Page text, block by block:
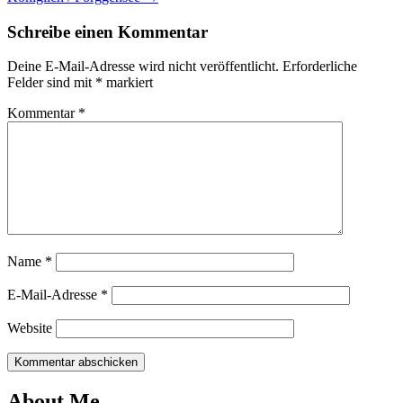
Schreibe einen Kommentar
Deine E-Mail-Adresse wird nicht veröffentlicht. Erforderliche
Felder sind mit * markiert
Kommentar *
Name *
E-Mail-Adresse *
Website